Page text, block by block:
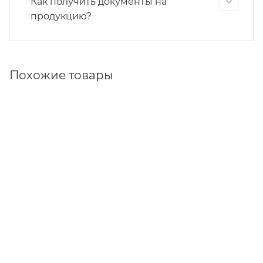
продукцию?
Похожие товары